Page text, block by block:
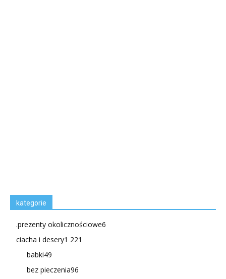
kategorie
.prezenty okolicznościowe6
ciacha i desery1 221
babki49
bez pieczenia96